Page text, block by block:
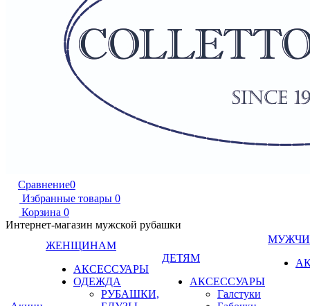
Сравнение0
Избранные товары 0
Корзина 0
Интернет-магазин мужской рубашки
ЖЕНЩИНАМ
АКСЕССУАРЫ
ОДЕЖДА
РУБАШКИ,
ДЕТЯМ
АКСЕССУАРЫ
Галстуки